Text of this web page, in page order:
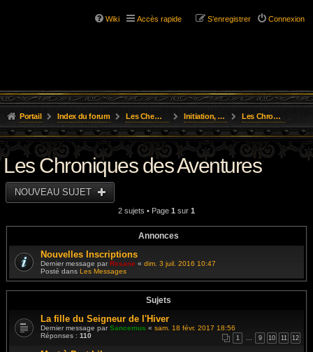
Wiki Accès rapide Connexion
S’enregistrer
Portail Index du forum Les Chemins de L'Aventure Initiation, Scénarios Courts Les Chroniques des Aventures
Les Chroniques des Aventures
NOUVEAU SUJET
2 sujets • Page 1 sur 1
Annonces
Nouvelles Inscriptions
Dernier message parResane « dim. 3 juil. 2016 10:47
Posté dans Les Messages
Sujets
La fille du Seigneur de l'Hiver
Dernier message parSancemus « sam. 18 févr. 2017 18:56
Réponses : 110 1 … 9 10 11 12